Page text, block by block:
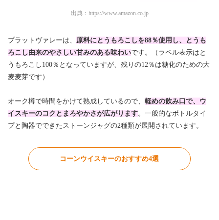
出典： https://www.amazon.co.jp
プラットヴァレーは、 原料にとうもろこしを88％使用し、とうも
ろこし由来のやさしい甘みのある味わいです。（ラベル表示はと
うもろこし100％となっていますが、残りの12％は糖化のための大
麦麦芽です）
オーク樽で時間をかけて熟成しているので、 軽めの飲み口で、ウ
イスキーのコクとまろやかさが広がります。一般的なボトルタイ
プと陶器でできたストーンジャグの2種類が展開されています。
コーンウイスキーのおすすめ4選